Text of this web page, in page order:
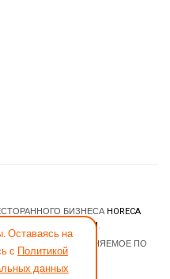
Оставаясь на
с Политикой
данных
БИЗНЕСА HORECA
JOOMLART.COM.
РАСПРОСТРАНЯЕМОЕ ПО